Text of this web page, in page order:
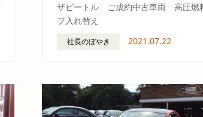
ザビートル ご成約中古車両 高圧燃
プ入れ替え
社長のぼやき 2021.07.22